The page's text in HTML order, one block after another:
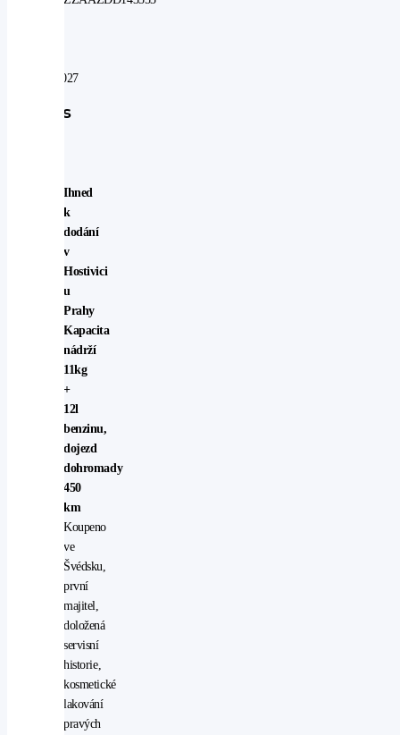
06.08.2027
Popis
Ihned
k
dodání
v
Hostivici
u
Prahy
Kapacita
nádrží
11kg
+
12l
benzinu,
dojezd
dohromady
450
km
Koupeno
ve
Švédsku,
první
majitel,
doložená
servisní
historie,
kosmetické
lakování
pravých